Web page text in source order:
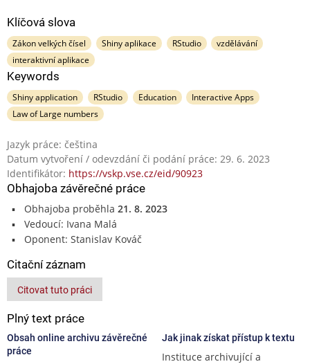
Klíčová slova
Zákon velkých čísel Shiny aplikace RStudio
vzdělávání
interaktivní aplikace
Keywords
Shiny application RStudio Education
Interactive Apps
Law of Large numbers
Jazyk práce: čeština
Datum vytvoření / odevzdání či podání práce: 29. 6. 2023
Identifikátor: https://vskp.vse.cz/eid/90923
Obhajoba závěrečné práce
Obhajoba proběhla 21. 8. 2023
Vedoucí: Ivana Malá
Oponent: Stanislav Kováč
Citační záznam
Citovat tuto práci
Plný text práce
Obsah online archivu závěrečné
práce
Jak jinak získat přístup k textu
Instituce archivující a